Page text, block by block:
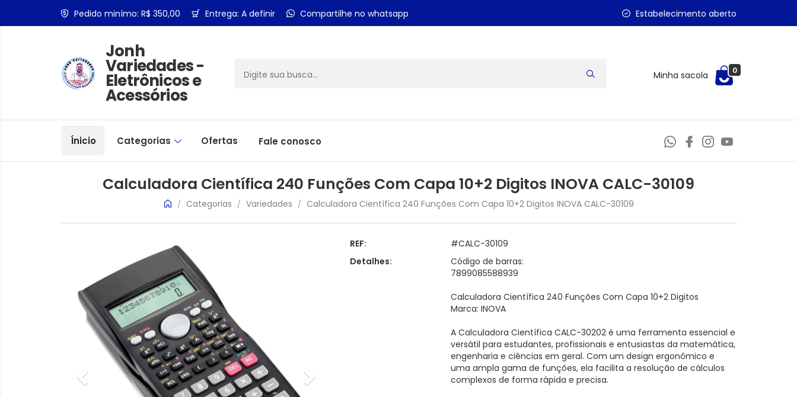
Pedido minímo: R$ 350,00 Entrega: A definir Compartilhe no whatsapp Estabelecimento aberto
Jonh
Variedades -
Eletrônicos e
Acessórios
Minha sacola 0
Ínicio Categorias Ofertas Fale conosco
Calculadora Científica 240 Funções Com Capa 10+2 Digitos INOVA CALC-30109
/ Categorias / Variedades / Calculadora Científica 240 Funções Com Capa 10+2 Digitos INOVA CALC-30109
REF:
#CALC-30109
Detalhes:
Código de barras:
7899085588939
Calculadora Científica 240 Funções Com Capa 10+2 Digitos
Marca: INOVA
A Calculadora Científica CALC-30202 é uma ferramenta essencial e
versátil para estudantes, profissionais e entusiastas da matemática,
engenharia e ciências em geral. Com um design ergonômico e
uma ampla gama de funções, ela facilita a resolução de cálculos
complexos de forma rápida e precisa.